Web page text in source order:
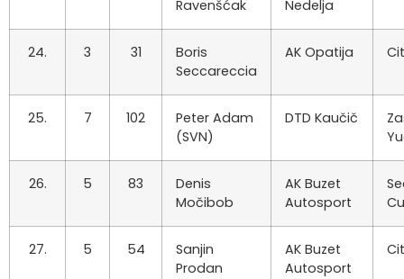
Ravenšćak
Nedelja
24. 3 31
Boris
Seccareccia
AK Opatija
25. 7 102
Peter Adam
(SVN)
DTD Kaučič
26. 5 83
Denis
Močibob
AK Buzet
Autosport
27. 5 54
Sanjin
Prodan
AK Buzet
Autosport